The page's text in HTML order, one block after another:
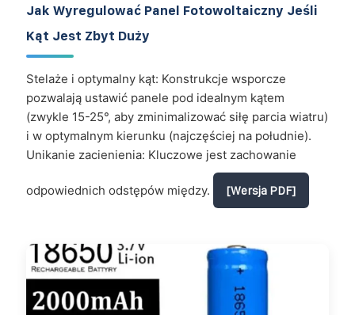
Jak Wyregulować Panel Fotowoltaiczny Jeśli
Kąt Jest Zbyt Duży
Stelaże i optymalny kąt: Konstrukcje wsporcze
pozwalają ustawić panele pod idealnym kątem
(zwykle 15-25°, aby zminimalizować siłę parcia wiatru)
i w optymalnym kierunku (najczęściej na południe).
Unikanie zacienienia: Kluczowe jest zachowanie
odpowiednich odstępów między. [Wersja PDF]